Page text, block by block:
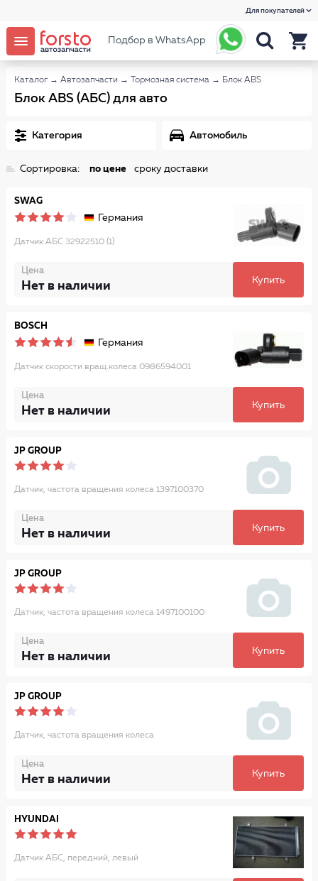
Для покупателей
Подбор в WhatsApp
Каталог → Автозапчасти → Тормозная система → Блок ABS
Блок ABS (АБС) для авто
Категория Автомобиль
Сортировка: по цене сроку доставки
SWAG
Германия
Датчик АБС 32922510 (1)
Цена
Нет в наличии Купить
BOSCH
Германия
Датчик скорости вращ.колеса 0986594001
Цена
Нет в наличии Купить
JP GROUP
Датчик, частота вращения колеса 1397100370
Цена
Нет в наличии Купить
JP GROUP
Датчик, частота вращения колеса 1497100100
Цена
Нет в наличии Купить
JP GROUP
Датчик, частота вращения колеса
Цена
Нет в наличии Купить
HYUNDAI
Датчик АБС, передний, левый